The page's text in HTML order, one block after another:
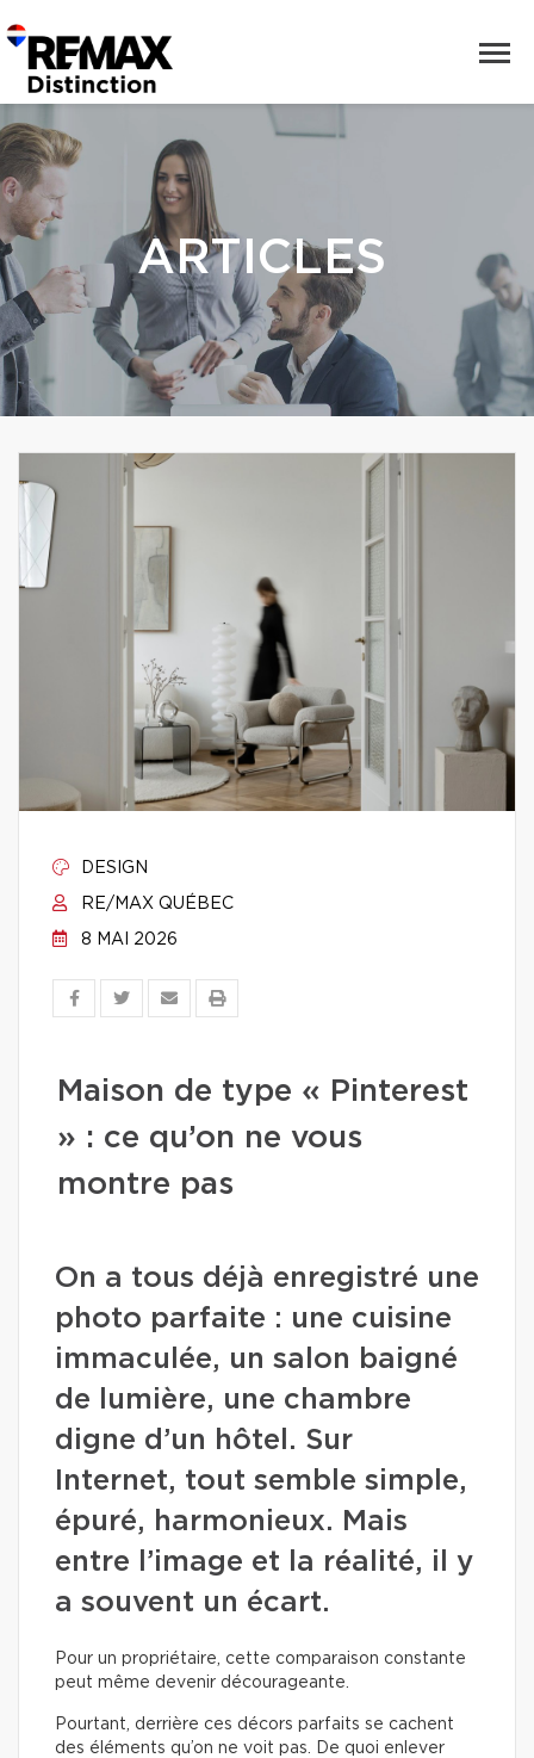
ARTICLES
DESIGN
RE/MAX QUÉBEC
8 MAI 2026
Maison de type « Pinterest
» : ce qu’on ne vous
montre pas
On a tous déjà enregistré une
photo parfaite : une cuisine
immaculée, un salon baigné
de lumière, une chambre
digne d’un hôtel. Sur
Internet, tout semble simple,
épuré, harmonieux. Mais
entre l’image et la réalité, il y
a souvent un écart.
Pour un propriétaire, cette comparaison constante
peut même devenir décourageante.
Pourtant, derrière ces décors parfaits se cachent
des éléments qu’on ne voit pas. De quoi enlever